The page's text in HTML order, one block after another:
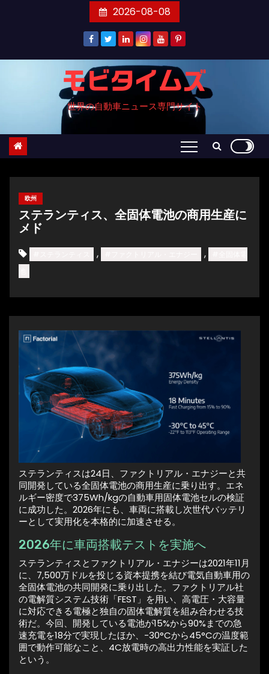
ン
プ
2026-08-08
モビタイムズ
世界の自動車ニュース専門サイト
欧州
ステランティス、全固体電池の商用生産に
メド
, ,
ステランティスは24日、ファクトリアル・エナジーと共
同開発している全固体電池の商用生産に乗り出す。エネ
ルギー密度で375Wh/kgの自動車用固体電池セルの検証
に成功した。2026年にも、車両に搭載し次世代バッテリ
ーとして実用化を本格的に加速させる。
2026年に車両搭載テストを実施へ
ステランティスとファクトリアル・エナジーは2021年11月
に、7,500万ドルを投じる資本提携を結び電気自動車用の
全固体電池の共同開発に乗り出した。ファクトリアル社
の電解質システム技術「FEST」を用い、高電圧・大容量
に対応できる電極と独自の固体電解質を組み合わせる技
術だ。今回、開発している電池が15%から90%までの急
速充電を18分で実現したほか、-30°Cから45°Cの温度範
囲で動作可能なこと、4C放電時の高出力性能を実証した
という。